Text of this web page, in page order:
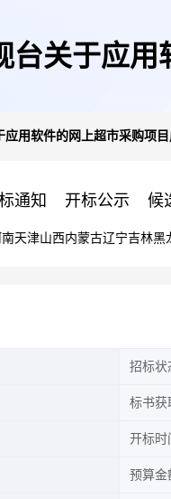
台关于应
应用软件的网上超市采购项
通知 开标公示 候
天津山西内蒙古辽宁吉林黑
招标状
标书获
开标时
预算金